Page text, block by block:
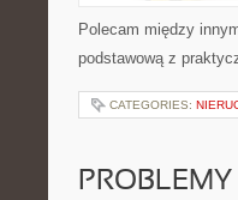
Polecam między
podstawową z
CATEGORIES: